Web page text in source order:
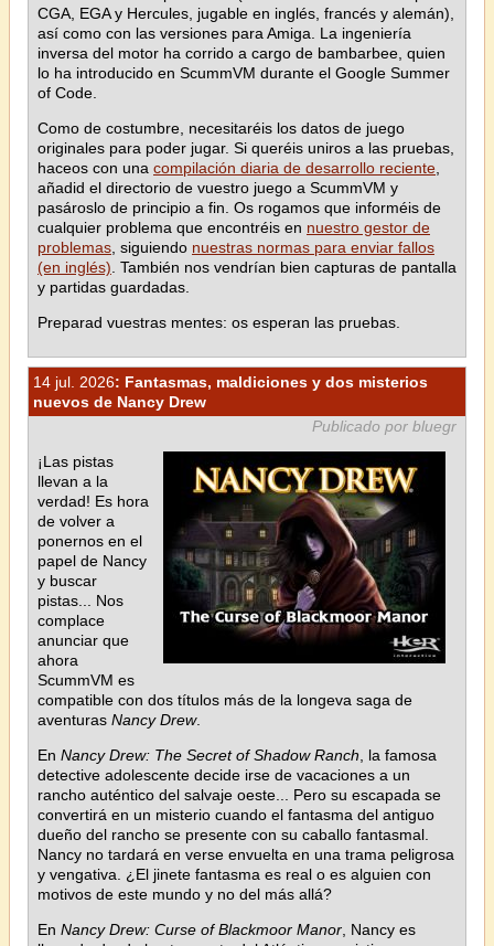
CGA, EGA y Hercules, jugable en inglés, francés y alemán),
así como con las versiones para Amiga. La ingeniería
inversa del motor ha corrido a cargo de bambarbee, quien
lo ha introducido en ScummVM durante el Google Summer
of Code.
Como de costumbre, necesitaréis los datos de juego
originales para poder jugar. Si queréis uniros a las pruebas,
haceos con una compilación diaria de desarrollo reciente
añadid el directorio de vuestro juego a ScummVM y
pasároslo de principio a fin. Os rogamos que informéis de
cualquier problema que encontréis en nuestro gestor de
problemas , siguiendo nuestras normas para enviar fallos
(en inglés) . También nos vendrían bien capturas de pantalla
y partidas guardadas.
Preparad vuestras mentes: os esperan las pruebas.
14 jul. 2026: Fantasmas, maldiciones y dos misterios
nuevos de Nancy Drew
Publicado por bluegr
¡Las pistas
llevan a la
verdad! Es hora
de volver a
ponernos en el
papel de Nancy
y buscar
pistas... Nos
complace
anunciar que
ahora
ScummVM es
compatible con dos títulos más de la longeva saga de
aventuras Nancy Drew.
En Nancy Drew: The Secret of Shadow Ranch , la famosa
detective adolescente decide irse de vacaciones a un
rancho auténtico del salvaje oeste... Pero su escapada se
convertirá en un misterio cuando el fantasma del antiguo
dueño del rancho se presente con su caballo fantasmal.
Nancy no tardará en verse envuelta en una trama peligrosa
y vengativa. ¿El jinete fantasma es real o es alguien con
motivos de este mundo y no del más allá?
En Nancy Drew: Curse of Blackmoor Manor , Nancy es